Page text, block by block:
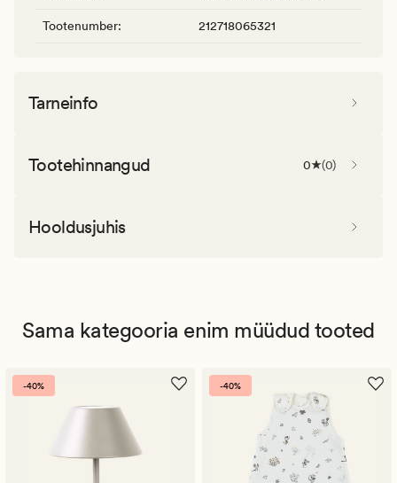
Tootenumber: 212718065321
Tarneinfo
Tootehinnangud 0 (0)
Hooldusjuhis
Sama kategooria enim müüdud tooted
-40% -40%